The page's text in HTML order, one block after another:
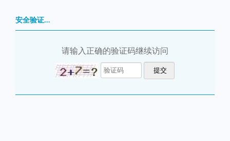
安全验证...
请输入正确的验证码继续访问